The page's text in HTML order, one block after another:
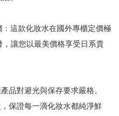
這款化妝水在國外專櫃定價極
讓您以最美價格享受日系貴
品對避光與保存要求嚴格。
保證每一滴化妝水都純淨鮮